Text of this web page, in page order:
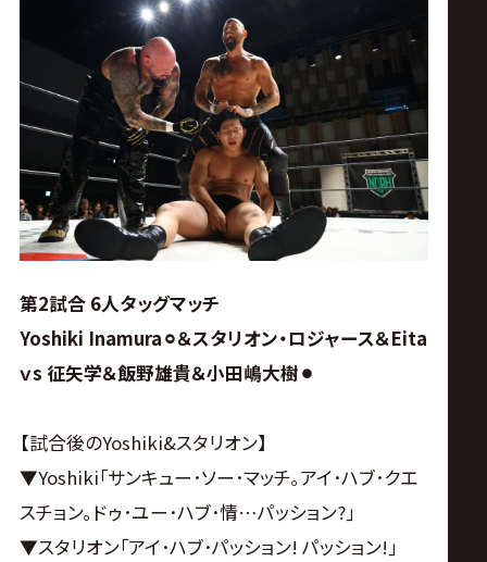
第2試合 6人タッグマッチ
Yoshiki Inamura⚪︎＆スタリオン・ロジャース＆Eita
ｖs 征矢学＆飯野雄貴＆小田嶋大樹⚫︎
【試合後のYoshiki&スタリオン】
▼Yoshiki｢サンキュー･ソー･マッチ｡アイ･ハブ･クエ
スチョン｡ドゥ･ユー･ハブ･情…パッション?｣
▼スタリオン｢アイ･ハブ･パッション! パッション!｣